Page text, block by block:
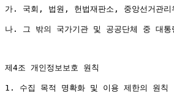
가. 국회, 법원, 헌법재판소, 중앙선거관리
나. 그 밖의 국가기관 및 공공단체 중 대통
제4조 개인정보보호 원칙
1. 수집 목적 명확화 및 이용 제한의 원칙